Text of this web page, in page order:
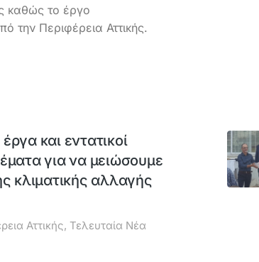
καθώς το έργο
την Περιφέρεια Αττικής.
και εντατικοί
για να μειώσουμε
κλιματικής αλλαγής
Αττικής, Τελευταία Νέα